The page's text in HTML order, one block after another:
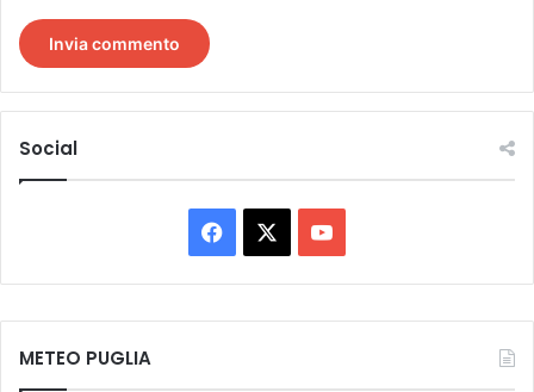
Social
Facebook You
Tube
METEO PUGLIA